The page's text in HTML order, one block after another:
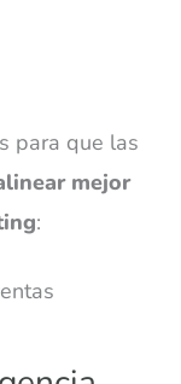
para que las
mejor
: